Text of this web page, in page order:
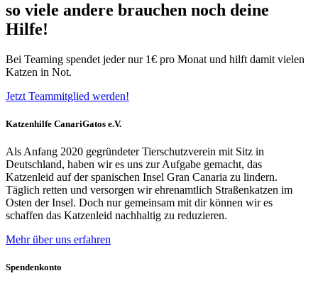
so viele andere brauchen noch deine
Hilfe!
Bei Teaming spendet jeder nur 1€ pro Monat und hilft damit vielen
Katzen in Not.
Jetzt Teammitglied werden!
Katzenhilfe CanariGatos e.V.
Als Anfang 2020 gegründeter Tierschutzverein mit Sitz in
Deutschland, haben wir es uns zur Aufgabe gemacht, das
Katzenleid auf der spanischen Insel Gran Canaria zu lindern.
Täglich retten und versorgen wir ehrenamtlich Straßenkatzen im
Osten der Insel. Doch nur gemeinsam mit dir können wir es
schaffen das Katzenleid nachhaltig zu reduzieren.
Mehr über uns erfahren
Spendenkonto